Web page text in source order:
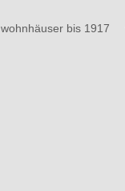
wohnhäuser bis 1917